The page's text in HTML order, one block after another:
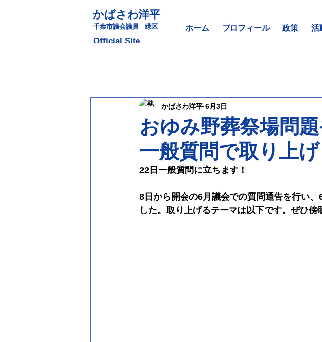
かばさわ洋平
​千葉市議会議員 緑区
​Official Site
ホーム プロフィール 政策 活
おゆみ野葬祭場問
一般質問で取り上げ
かばさわ洋平 6月3日
22日一般質問に立ちます！
8日から開会の6月議会での質問通告を行い
した。取り上げるテーマは以下です。ぜひ傍